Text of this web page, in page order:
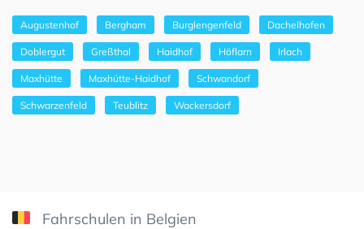
Augustenhof Bergham Burglengenfeld Dachelhofen
Doblergut Greßthal Haidhof Höflarn Irlach
Maxhütte Maxhütte-Haidhof Schwandorf
Schwarzenfeld Teublitz Wackersdorf
Fahrschulen in Belgien